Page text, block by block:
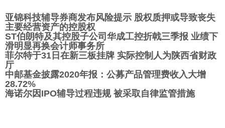
亚锦科技辅导券商发布风险提示 股权质押或导致丧失
主要经营资产的控股权
ST伯朗特及其控股子公司华成工控折戟三季报 业绩下
滑明显再换会计师事务所
菲尔特于31日在新三板挂牌 实际控制人为陕西省财政
厅
中邮基金披露2020年报：公募产品管理费收入大增
28.72%
海诺尔因IPO辅导过程违规 被采取自律监管措施